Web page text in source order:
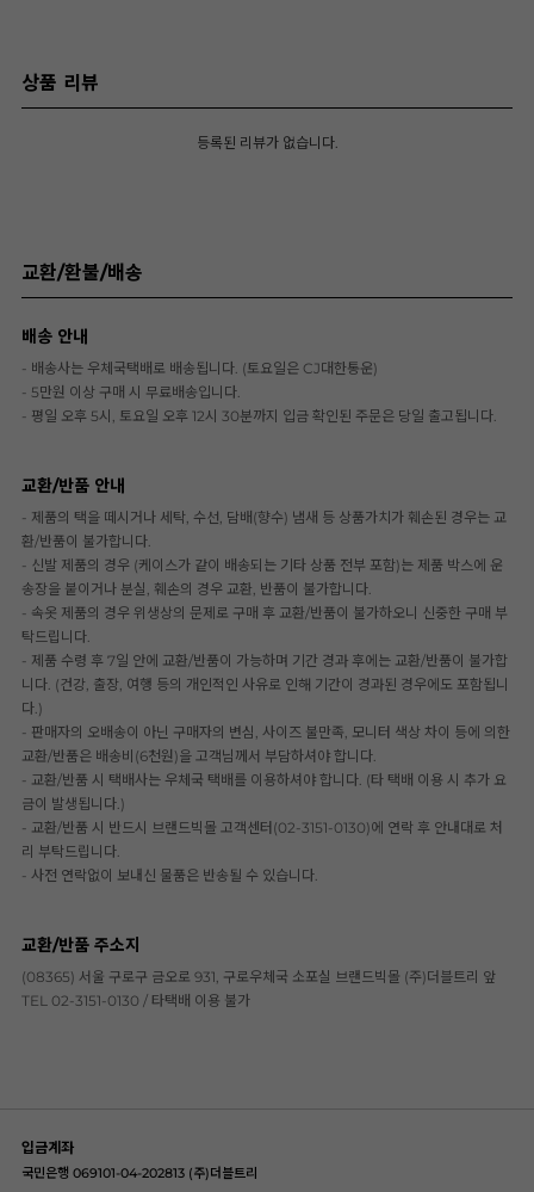
상품 리뷰
등록된 리뷰가 없습니다.
교환/환불/배송
배송 안내
- 배송사는 우체국택배로 배송됩니다. (토요일은 CJ대한통운)
- 5만원 이상 구매 시 무료배송입니다.
- 평일 오후 5시, 토요일 오후 12시 30분까지 입금 확인된 주문은 당일 출고됩니다.
교환/반품 안내
- 제품의 택을 떼시거나 세탁, 수선, 담배(향수) 냄새 등 상품가치가 훼손된 경우는 교
환/반품이 불가합니다.
- 신발 제품의 경우 (케이스가 같이 배송되는 기타 상품 전부 포함)는 제품 박스에 운
송장을 붙이거나 분실, 훼손의 경우 교환, 반품이 불가합니다.
- 속옷 제품의 경우 위생상의 문제로 구매 후 교환/반품이 불가하오니 신중한 구매 부
탁드립니다.
- 제품 수령 후 7일 안에 교환/반품이 가능하며 기간 경과 후에는 교환/반품이 불가합
니다. (건강, 출장, 여행 등의 개인적인 사유로 인해 기간이 경과된 경우에도 포함됩니
다.)
- 판매자의 오배송이 아닌 구매자의 변심, 사이즈 불만족, 모니터 색상 차이 등에 의한
교환/반품은 배송비(6천원)을 고객님께서 부담하셔야 합니다.
- 교환/반품 시 택배사는 우체국 택배를 이용하셔야 합니다. (타 택배 이용 시 추가 요
금이 발생됩니다.)
- 교환/반품 시 반드시 브랜드빅몰 고객센터(02-3151-0130)에 연락 후 안내대로 처
리 부탁드립니다.
- 사전 연락없이 보내신 물품은 반송될 수 있습니다.
교환/반품 주소지
(08365) 서울 구로구 금오로 931, 구로우체국 소포실 브랜드빅몰 (주)더블트리 앞
TEL 02-3151-0130 / 타택배 이용 불가
입금계좌
국민은행 069101-04-202813 (주)더블트리